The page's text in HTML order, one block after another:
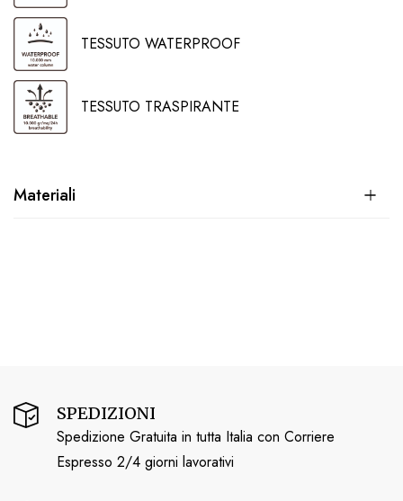
TESSUTO WATERPROOF
TESSUTO TRASPIRANTE
Materiali
SPEDIZIONI
Spedizione Gratuita in tutta Italia con Corriere
Espresso 2/4 giorni lavorativi